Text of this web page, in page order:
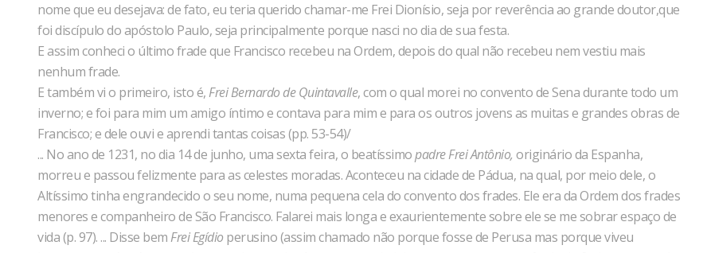
nome que eu desejava: de fato, eu teria querido chamar-me Frei Dionísio, seja por reverência ao grande doutor,que
foi discípulo do apóstolo Paulo, seja principalmente porque nasci no dia de sua festa.
E assim conheci o último frade que Francisco recebeu na Ordem, depois do qual não recebeu nem vestiu mais
nenhum frade.
E também vi o primeiro, isto é, Frei Bernardo de Quintavalle, com o qual morei no convento de Sena durante todo um
inverno; e foi para mim um amigo íntimo e contava para mim e para os outros jovens as muitas e grandes obras de
Francisco; e dele ouvi e aprendi tantas coisas (pp. 53-54)/
... No ano de 1231, no dia 14 de junho, uma sexta feira, o beatíssimopadre Frei Antônio, originário da Espanha,
morreu e passou felizmente para as celestes moradas. Aconteceu na cidade de Pádua, na qual, por meio dele, o
Altíssimo tinha engrandecido o seu nome, numa pequena cela do convento dos frades. Ele era da Ordem dos frades
menores e companheiro de São Francisco. Falarei mais longa e exaurientemente sobre ele se me sobrar espaço de
vida (p. 97). ... Disse bem Frei Egídio perusino (assim chamado não porque fosse de Perusa mas porque viveu